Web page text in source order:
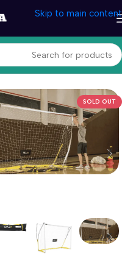
Skip to main content
עמוד הבית/ספורט וכושר/כדורגל
SOLD OUT